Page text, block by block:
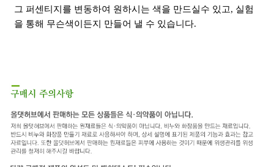
그 퍼센티지를 변동하여 원하시는 색을 만드실수 있고, 실험
을 통해 무슨색이든지 만들어 낼 수 있습니다.